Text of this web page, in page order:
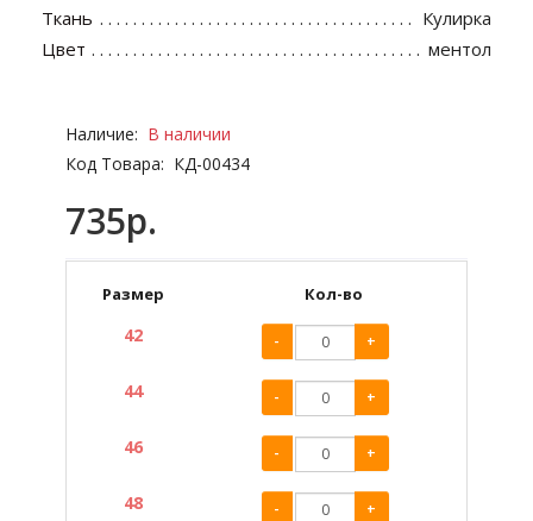
Ткань
Кулирка
Цвет
ментол
Наличие: В наличии
Код Товара: КД-00434
735р.
Размер Кол-во
42 - +
44 - +
46 - +
48 - +